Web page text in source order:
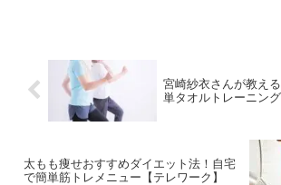
宮崎紗衣さんが教え
単タオルトレーニング
太もも痩せおすすめダイエット法！自宅
で簡単筋トレメニュー【テレワーク】